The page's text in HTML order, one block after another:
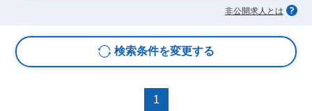
非公開求人とは
検索条件を変更する
1